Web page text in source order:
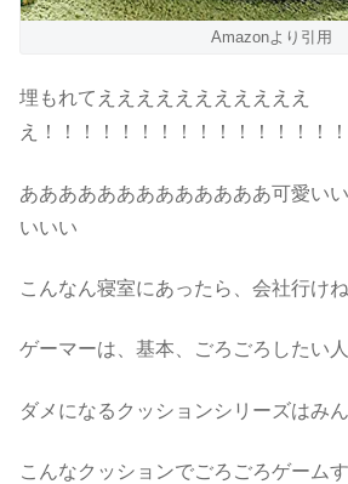
Amazonより引用
埋もれてえええええええええええ
え！！！！！！！！！！！！！！！！
あああああああああああああ可愛い
いいい
こんなん寝室にあったら、会社行け
ゲーマーは、基本、ごろごろしたい
ダメになるクッションシリーズはみ
こんなクッションでごろごろゲーム